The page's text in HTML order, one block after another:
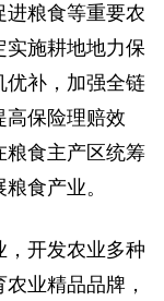
进粮食等重要农
实施耕地地力保
优补，加强全链
高保险理赔效
粮食主产区统筹
食产业。
，开发农业多种
业精品品牌，